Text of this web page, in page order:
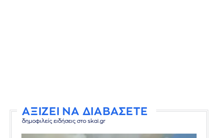
ΑΞΙΖΕΙ ΝΑ ΔΙΑΒΑΣΕΤΕ
δημοφιλείς ειδήσεις στο skai.gr